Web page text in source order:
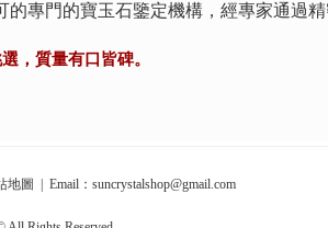
門的寶玉石鑒定機構，經專家通過精
，質量有口皆碑。
地圖 | Email：suncrystalshop@gmail.com